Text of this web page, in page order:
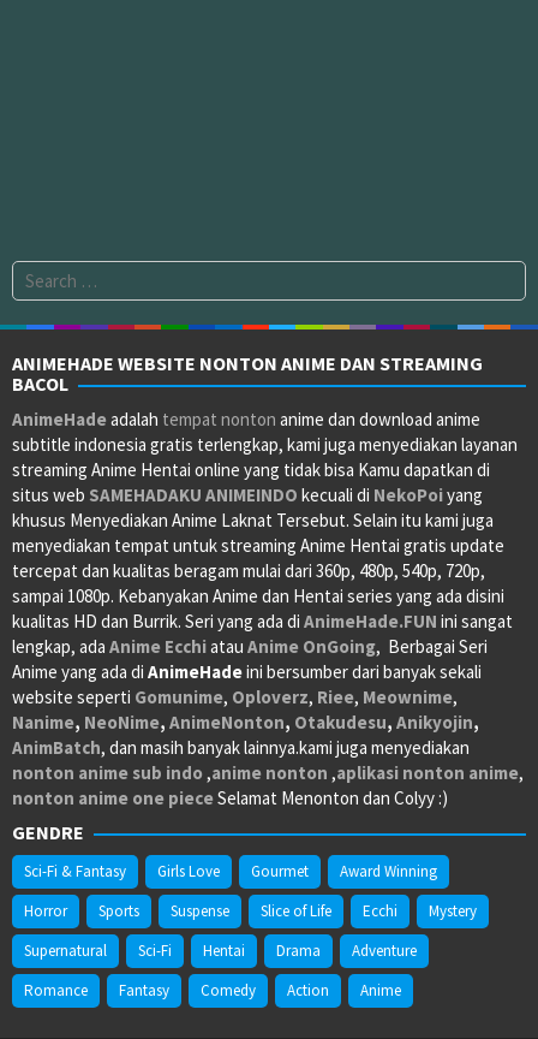
Search
for:
ANIMEHADE WEBSITE NONTON ANIME DAN STREAMING
BACOL
AnimeHadeadalah tempat nonton anime dan download anime
subtitle indonesia gratis terlengkap, kami juga menyediakan layanan
streaming Anime Hentai online yang tidak bisa Kamu dapatkan di
situs web SAMEHADAKU ANIMEINDO kecuali di NekoPoiyang
khusus Menyediakan Anime Laknat Tersebut. Selain itu kami juga
menyediakan tempat untuk streaming Anime Hentai gratis update
tercepat dan kualitas beragam mulai dari 360p, 480p, 540p, 720p,
sampai 1080p. Kebanyakan Anime dan Hentai series yang ada disini
kualitas HD dan Burrik. Seri yang ada di AnimeHade.FUN ini sangat
lengkap, ada Anime Ecchiatau Anime OnGoing, Berbagai Seri
Anime yang ada di AnimeHadeini bersumber dari banyak sekali
website seperti Gomunime, Oploverz, Riee, Meownime,
Nanime, NeoNime, AnimeNonton, Otakudesu, Anikyojin,
AnimBatch, dan masih banyak lainnya.kami juga menyediakan
nonton anime sub indo ,anime nonton ,aplikasi nonton anime,
nonton anime one pieceSelamat Menonton dan Colyy :)
GENDRE
Sci-Fi & Fantasy Girls Love Gourmet
Award Winning
Horror
Sports Suspense Slice of Life Ecchi
Mystery
Supernatural
Sci-Fi Hentai Drama
Adventure
Romance
Fantasy Comedy Action Anime